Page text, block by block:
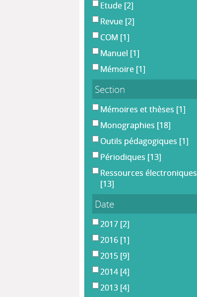
Etude [2]
Revue [2]
COM [1]
Manuel [1]
Mémoire [1]
Section
Mémoires et thèses [1]
Monographies [18]
Outils pédagogiques [1]
Périodiques [13]
Ressources électroniques
[13]
Date
2017 [2]
2016 [1]
2015 [9]
2014 [4]
2013 [4]